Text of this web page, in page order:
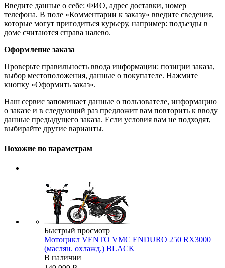
Введите данные о себе: ФИО, адрес доставки, номер
телефона. В поле «Комментарии к заказу» введите сведения,
которые могут пригодиться курьеру, например: подъезды в
доме считаются справа налево.
Оформление заказа
Проверьте правильность ввода информации: позиции заказа,
выбор местоположения, данные о покупателе. Нажмите
кнопку «Оформить заказ».
Наш сервис запоминает данные о пользователе, информацию
о заказе и в следующий раз предложит вам повторить к вводу
данные предыдущего заказа. Если условия вам не подходят,
выбирайте другие варианты.
Похожие по параметрам
Быстрый просмотр
Мотоцикл VENTO VMC ENDURO 250 RX3000
(маслян. охлажд.) BLACK
В наличии